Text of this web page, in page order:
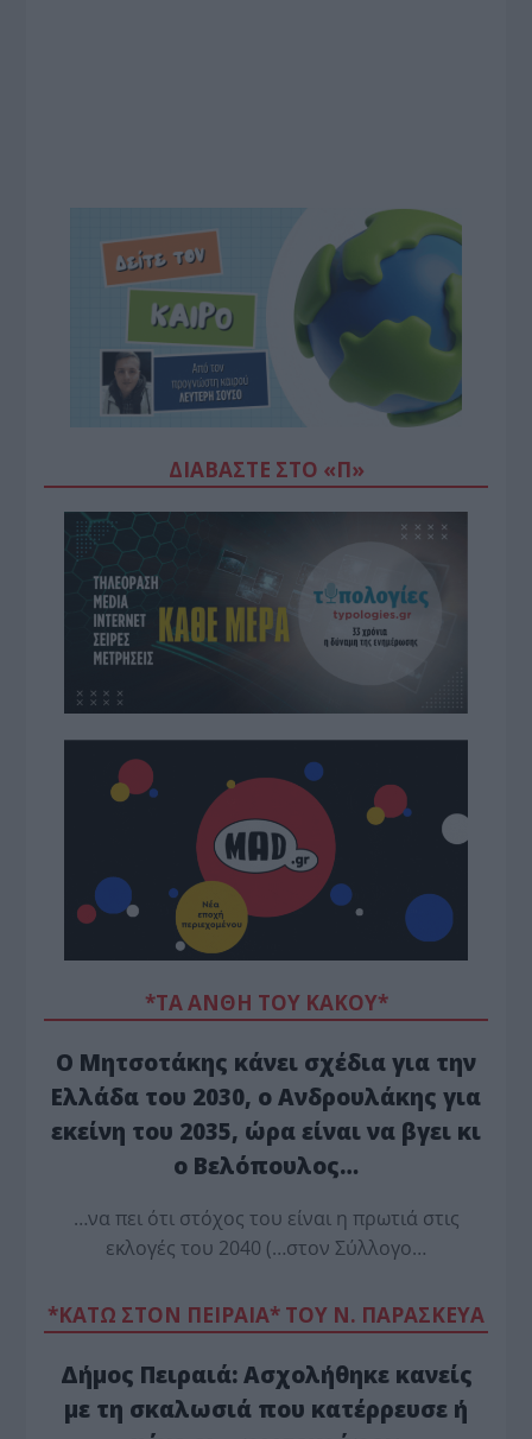
ΔΙΑΒΆΣΤΕ ΣΤΟ «Π»
*ΤΑ ΆΝΘΗ ΤΟΥ ΚΑΚΟΎ*
Ο Μητσοτάκης κάνει σχέδια για την
Ελλάδα του 2030, ο Ανδρουλάκης για
εκείνη του 2035, ώρα είναι να βγει κι
ο Βελόπουλος…
…να πει ότι στόχος του είναι η πρωτιά στις
εκλογές του 2040 (…στον Σύλλογο…
*ΚΑΤΩ ΣΤΟΝ ΠΕΙΡΑΙΑ* ΤΟΥ Ν. ΠΑΡΑΣΚΕΥΑ
Δήμος Πειραιά: Ασχολήθηκε κανείς
με τη σκαλωσιά που κατέρρευσε ή